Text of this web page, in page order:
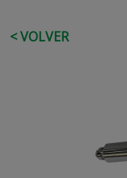
< VOLVER